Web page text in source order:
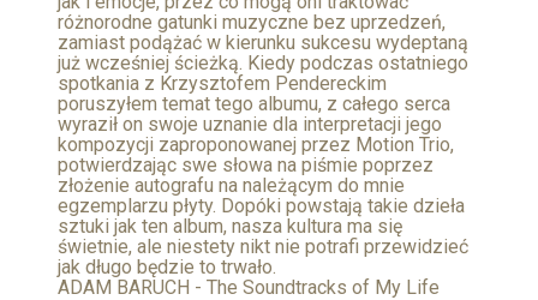
różnorodne gatunki muzyczne bez uprzedzeń,
zamiast podążać w kierunku sukcesu wydeptaną
już wcześniej ścieżką. Kiedy podczas ostatniego
spotkania z Krzysztofem Pendereckim
poruszyłem temat tego albumu, z całego serca
wyraził on swoje uznanie dla interpretacji jego
kompozycji zaproponowanej przez Motion Trio,
potwierdzając swe słowa na piśmie poprzez
złożenie autografu na należącym do mnie
egzemplarzu płyty. Dopóki powstają takie dzieła
sztuki jak ten album, nasza kultura ma się
świetnie, ale niestety nikt nie potrafi przewidzieć
jak długo będzie to trwało.
ADAM BARUCH - The Soundtracks of My Life